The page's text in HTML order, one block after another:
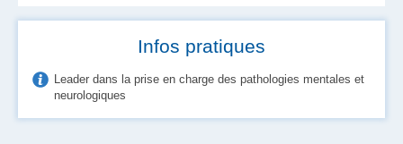
Infos pratiques
Leader dans la prise en charge des pathologies mentales et
neurologiques